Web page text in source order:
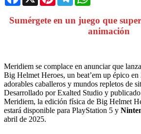
Sumérgete en un juego que
animación
Meridiem se complace en anunciar que
Big Helmet Heroes, un beat’em up épico
adorables caballeros y mundos repletos de
Desarrollado por Exalted Studio y
Meridiem, la edición física de Big Helmet
estará disponible para PlayStation 5 y
abril de 2025.